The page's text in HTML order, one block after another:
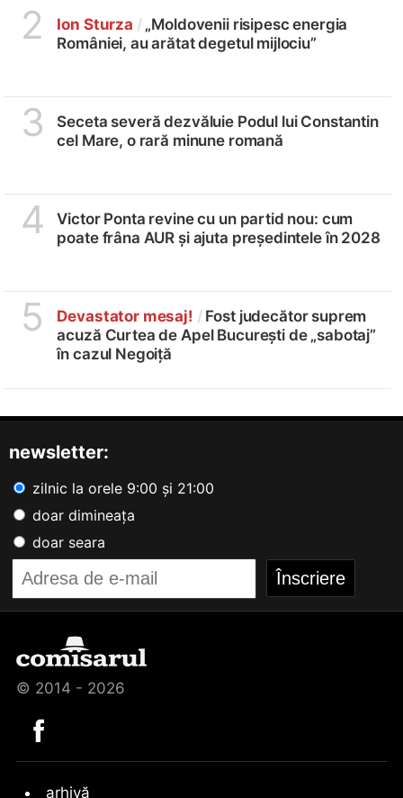
2 Ion Sturza /„Moldovenii risipesc energia
României, au arătat degetul mijlociu”
3
Seceta severă dezvăluie Podul lui Constantin
cel Mare, o rară minune romană
4
Victor Ponta revine cu un partid nou: cum
poate frâna AUR și ajuta președintele în 2028
5 Devastator mesaj! / Fost judecător suprem
acuză Curtea de Apel București de „sabotaj”
în cazul Negoiță
newsletter:
zilnic la orele 9:00 și 21:00
doar dimineața
doar seara
© 2014 - 2026
arhivă